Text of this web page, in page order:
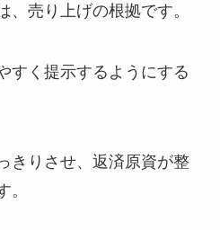
、売り上げの根拠です。
すく提示するようにする
きりさせ、返済原資が整
。